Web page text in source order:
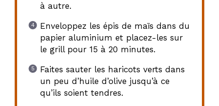
à autre.
Enveloppez les épis de maïs dans du
papier aluminium et placez-les sur
le grill pour 15 à 20 minutes.
Faites sauter les haricots verts dans
un peu d’huile d’olive jusqu’à ce
qu’ils soient tendres.